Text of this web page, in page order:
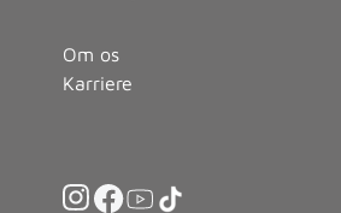
Om os
Karriere